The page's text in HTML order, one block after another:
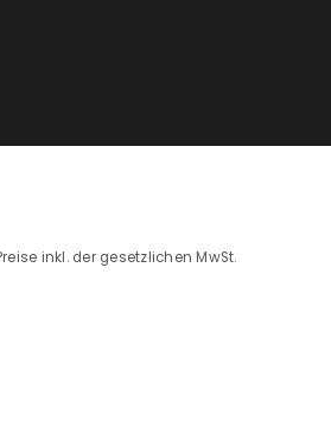
inkl. der gesetzlichen MwSt.